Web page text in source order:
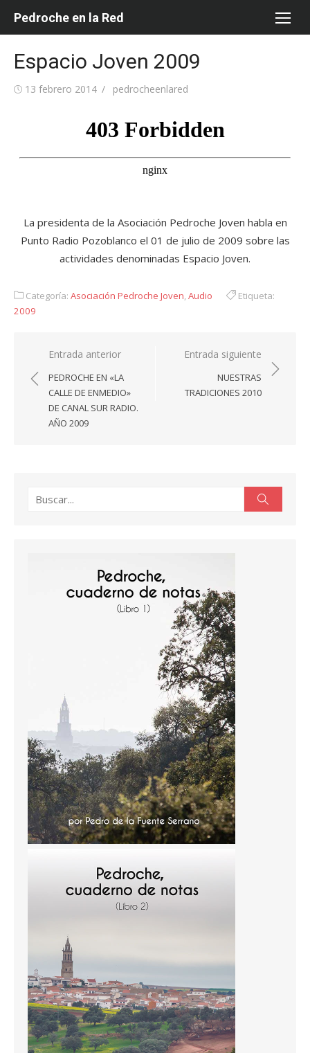
Pedroche en la Red
Espacio Joven 2009
Publicada
13 febrero 2014 Autor
pedrocheenlared
La presidenta de la Asociación Pedroche Joven habla en
Punto Radio Pozoblanco el 01 de julio de 2009 sobre las
actividades denominadas Espacio Joven.
Categoría: Asociación Pedroche Joven,Audio
Etiqueta:
2009
Navegación
de
entradas
Entrada anterior
PEDROCHE EN «LA
CALLE DE ENMEDIO»
DE CANAL SUR RADIO.
AÑO 2009
Entrada siguiente
NUESTRAS
TRADICIONES 2010
Buscar: